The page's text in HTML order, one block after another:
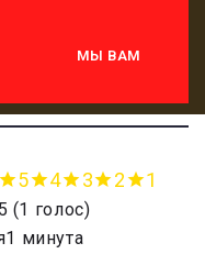
МЫ ВАМ
5 4 3 2 1
5 (1 голос)
минута